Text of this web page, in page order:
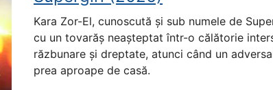
Kara Zor-El, cunoscută și sub numele de
cu un tovarăș neașteptat într-o călătorie
răzbunare și dreptate, atunci când un
prea aproape de casă.